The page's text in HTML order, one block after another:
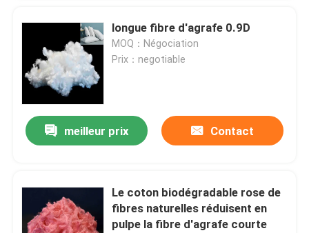
longue fibre d'agrafe 0.9D
MOQ：Négociation
Prix：negotiable
meilleur prix Contact
Le coton biodégradable rose de
fibres naturelles réduisent en
pulpe la fibre d'agrafe courte